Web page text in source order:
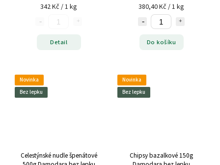
342 Kč / 1 kg
Detail
380,40 Kč / 1 kg
Do košíku
Novinka
Bez lepku
Celestýnské nudle špenátové
Novinka
Bez lepku
Chipsy bazalkové 150g